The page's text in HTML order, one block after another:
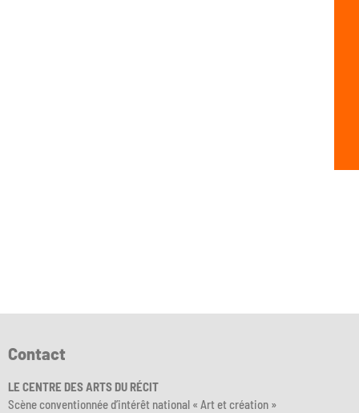
Contact
LE CENTRE DES ARTS DU RÉCIT
Scène conventionnée d’intérêt national « Art et création »